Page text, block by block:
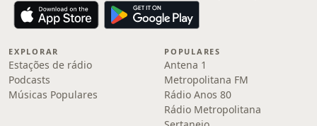
EXPLORAR
Estações de rádio
Podcasts
Músicas Populares
POPULARES
Antena 1
Metropolitana FM
Rádio Anos 80
Rádio Metropolitana